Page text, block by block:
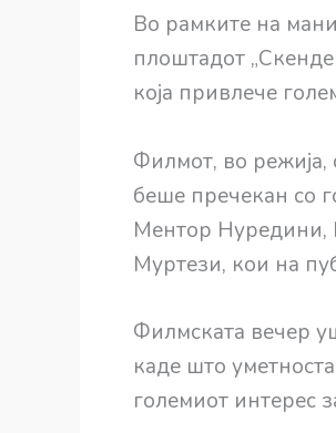
Во рамките на
плоштадот
која привлече
Филмот, во
беше пречекан со
Ментор Нуредини,
Муртези, кои на
Филмската вечер
каде што
големиот интерес